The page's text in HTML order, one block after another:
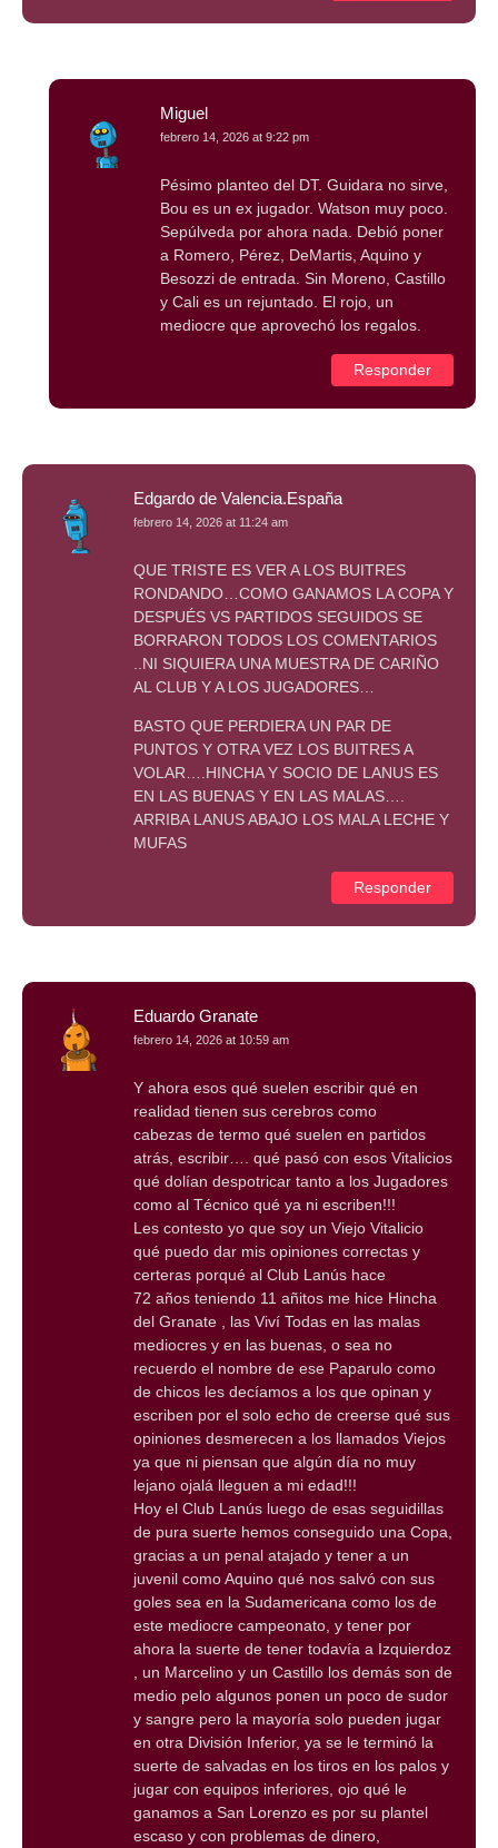
Miguel
febrero 14, 2026 at 9:22 pm
Pésimo planteo del DT. Guidara no sirve,
Bou es un ex jugador. Watson muy poco.
Sepúlveda por ahora nada. Debió poner
a Romero, Pérez, DeMartis, Aquino y
Besozzi de entrada. Sin Moreno, Castillo
y Cali es un rejuntado. El rojo, un
mediocre que aprovechó los regalos.
Responder
Edgardo de Valencia.España
febrero 14, 2026 at 11:24 am
QUE TRISTE ES VER A LOS BUITRES
RONDANDO…COMO GANAMOS LA COPA Y
DESPUÉS VS PARTIDOS SEGUIDOS SE
BORRARON TODOS LOS COMENTARIOS
..NI SIQUIERA UNA MUESTRA DE CARIÑO
AL CLUB Y A LOS JUGADORES…
BASTO QUE PERDIERA UN PAR DE
PUNTOS Y OTRA VEZ LOS BUITRES A
VOLAR….HINCHA Y SOCIO DE LANUS ES
EN LAS BUENAS Y EN LAS MALAS….
ARRIBA LANUS ABAJO LOS MALA LECHE Y
MUFAS
Responder
Eduardo Granate
febrero 14, 2026 at 10:59 am
Y ahora esos qué suelen escribir qué en
realidad tienen sus cerebros como
cabezas de termo qué suelen en partidos
atrás, escribir…. qué pasó con esos Vitalicios
qué dolían despotricar tanto a los Jugadores
como al Técnico qué ya ni escriben!!!
Les contesto yo que soy un Viejo Vitalicio
qué puedo dar mis opiniones correctas y
certeras porqué al Club Lanús hace
72 años teniendo 11 añitos me hice Hincha
del Granate , las Viví Todas en las malas
mediocres y en las buenas, o sea no
recuerdo el nombre de ese Paparulo como
de chicos les decíamos a los que opinan y
escriben por el solo echo de creerse qué sus
opiniones desmerecen a los llamados Viejos
ya que ni piensan que algún día no muy
lejano ojalá lleguen a mi edad!!!
Hoy el Club Lanús luego de esas seguidillas
de pura suerte hemos conseguido una Copa,
gracias a un penal atajado y tener a un
juvenil como Aquino qué nos salvó con sus
goles sea en la Sudamericana como los de
este mediocre campeonato, y tener por
ahora la suerte de tener todavía a Izquierdoz
, un Marcelino y un Castillo los demás son de
medio pelo algunos ponen un poco de sudor
y sangre pero la mayoría solo pueden jugar
en otra División Inferior, ya se le terminó la
suerte de salvadas en los tiros en los palos y
jugar con equipos inferiores, ojo qué le
ganamos a San Lorenzo es por su plantel
escaso y con problemas de dinero,